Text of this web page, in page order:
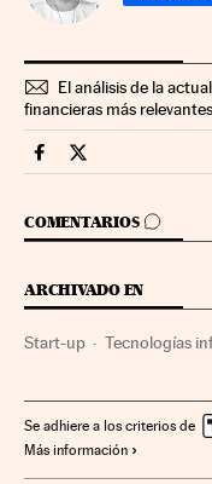
El análisis de la
financieras más relevantes
Companias Cinco
Companias
COMENTARIOS
IR A LOS
ARCHIVADO EN
Start-up Tecnologías
Telecomunicaciones
Se adhiere a los criterios de
Más información